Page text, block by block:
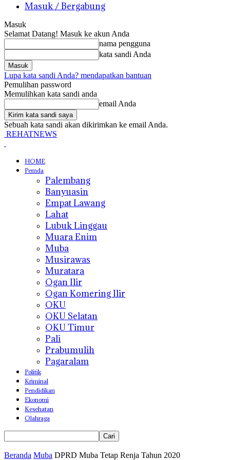
Masuk / Bergabung
Masuk
Selamat Datang! Masuk ke akun Anda
nama pengguna
kata sandi Anda
Lupa kata sandi Anda? mendapatkan bantuan
Pemulihan password
Memulihkan kata sandi anda
email Anda
Sebuah kata sandi akan dikirimkan ke email Anda.
REHATNEWS
HOME
Pemda
Palembang
Banyuasin
Empat Lawang
Lahat
Lubuk Linggau
Muara Enim
Muba
Musirawas
Muratara
Ogan Ilir
Ogan Komering Ilir
OKU
OKU Selatan
OKU Timur
Pali
Prabumulih
Pagaralam
Politik
Kriminal
Pendidikan
Ekonomi
Kesehatan
Olahraga
Beranda Muba DPRD Muba Tetap Renja Tahun 2020